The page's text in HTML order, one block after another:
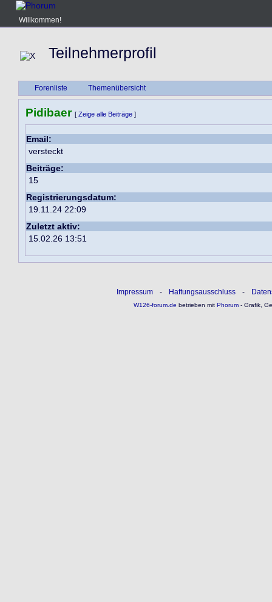
Willkommen!
Teilnehmerprofil
Forenliste Themenübersicht
Pidibaer [ Zeige alle Beiträge ]
Email:
versteckt
Beiträge:
15
Registrierungsdatum:
19.11.24 22:09
Zuletzt aktiv:
15.02.26 13:51
Impressum - Haftungsausschluss -
W126-forum.de betrieben mitPhorum- Grafik,